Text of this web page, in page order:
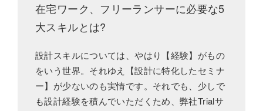
在宅ワーク、フリーランサーに必要な5
大スキルとは?
設計スキルについては、やはり【経験】がもの
をいう世界。それゆえ【設計に特化したセミナ
ー】が少ないのも実情です。それでも、少しで
も設計経験を積んでいただくため、弊社Trialサ